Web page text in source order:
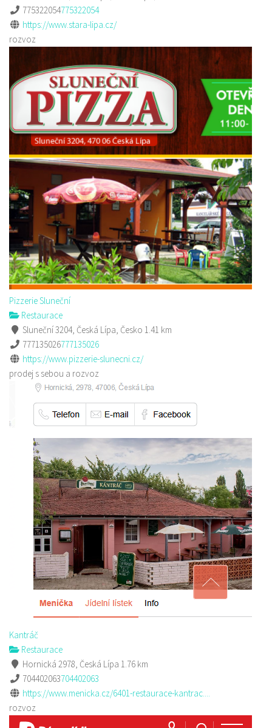
775322054775322054
https://www.stara-lipa.cz/
rozvoz
Pizzerie Sluneční
Restaurace
Sluneční 3204, Česká Lípa, Česko 1.41 km
777135026777135026
https://www.pizzerie-slunecni.cz/
prodej s sebou a rozvoz
Kantráč
Restaurace
Hornická 2978, Česká Lípa 1.76 km
704402063704402063
https://www.menicka.cz/6401-restaurace-kantrac....
rozvoz